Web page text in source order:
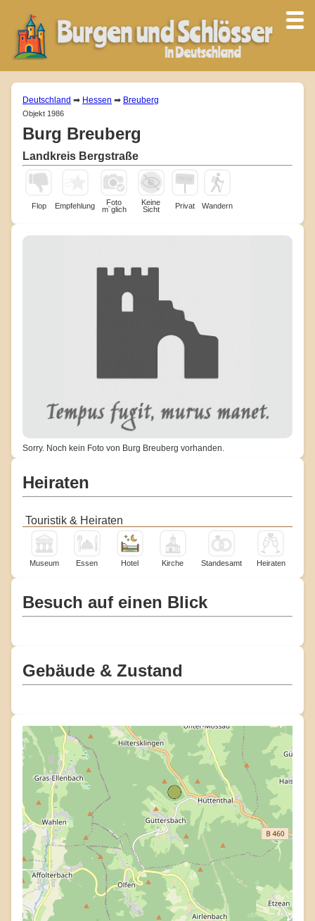
Deutschland ➡ Hessen ➡ Breuberg
Objekt 1986
Burg Breuberg
Landkreis Bergstraße
Flop Empfehlung
Foto
m¨glich
Keine
Sicht
Privat Wandern
Sorry. Noch kein Foto von Burg Breuberg vorhanden.
Heiraten
Touristik & Heiraten
Museum Essen Hotel Kirche Standesamt Heiraten
Besuch auf einen Blick
Gebäude & Zustand